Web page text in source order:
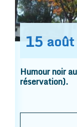
15 août
Humour noir
réservation).